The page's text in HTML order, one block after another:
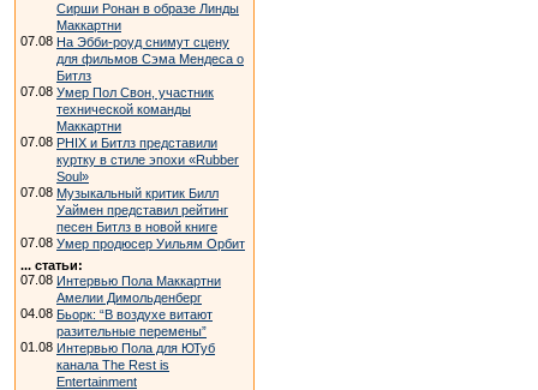
Сирши Ронан в образе Линды
Маккартни
07.08 На Эбби-роуд снимут сцену
для фильмов Сэма Мендеса о
Битлз
07.08 Умер Пол Свон, участник
технической команды
Маккартни
07.08 PHIX и Битлз представили
куртку в стиле эпохи «Rubber
Soul»
07.08 Музыкальный критик Билл
Уаймен представил рейтинг
песен Битлз в новой книге
07.08 Умер продюсер Уильям Орбит
... статьи:
07.08 Интервью Пола Маккартни
Амелии Димольденберг
04.08 Бьорк: “В воздухе витают
разительные перемены”
01.08 Интервью Пола для ЮТуб
канала The Rest is
Entertainment